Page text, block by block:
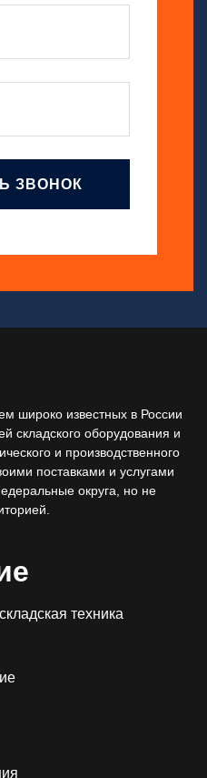
ЗВОНОК
широко известных в России
складского оборудования и
и производственного
поставками и услугами
округа, но не
техника